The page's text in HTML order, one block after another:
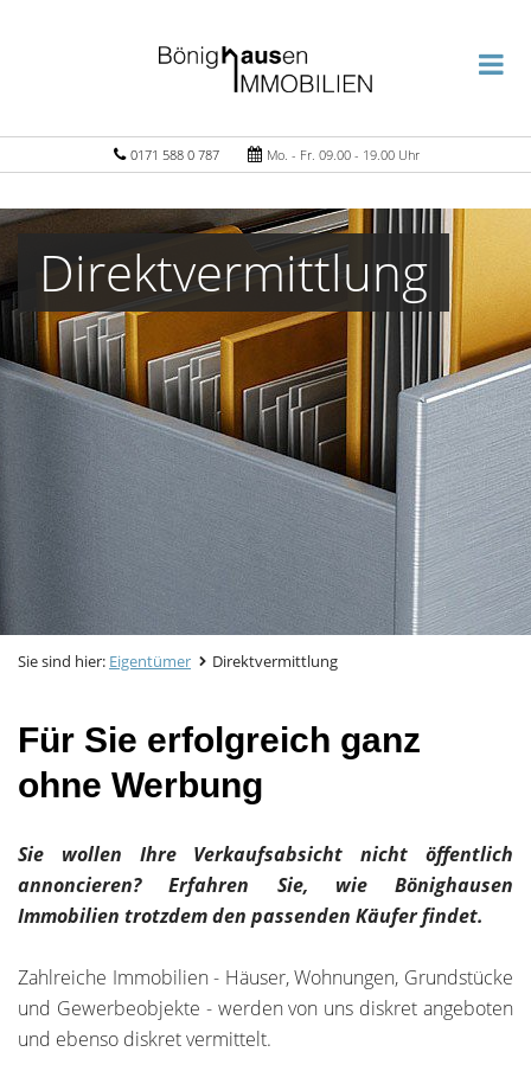
0171 588 0 787 Mo. - Fr. 09.00 - 19.00 Uhr
Direktvermittlung
Sie sind hier: Eigentümer Direktvermittlung
Für Sie erfolgreich ganz
ohne Werbung
Sie wollen Ihre Verkaufsabsicht nicht öffentlich
annoncieren? Erfahren Sie, wie Bönighausen
Immobilien trotzdem den passenden Käufer findet.
Zahlreiche Immobilien - Häuser, Wohnungen, Grundstücke
und Gewerbeobjekte - werden von uns diskret angeboten
und ebenso diskret vermittelt.